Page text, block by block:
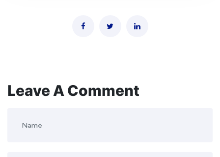
Leave A Comment